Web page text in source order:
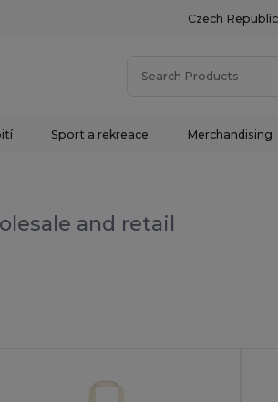
Czech Republic
Sport a rekreace Merchandising
and retail